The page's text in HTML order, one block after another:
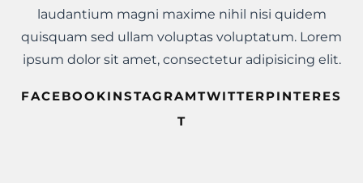
laudantium magni maxime nihil nisi quidem
quisquam sed ullam voluptas voluptatum. Lorem
ipsum dolor sit amet, consectetur adipisicing elit.
FACEBOOKINSTAGRAMTWITTERPINTERES
T